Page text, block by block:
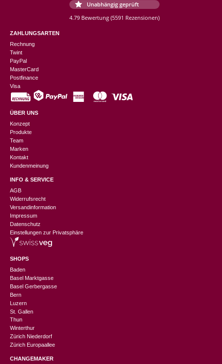
Unabhängig geprüft
4.79 Bewertung (5591 Rezensionen)
ZAHLUNGSARTEN
Rechnung
Twint
PayPal
MasterCard
Postfinance
Visa
ÜBER UNS
Konzept
Produkte
Team
Marken
Kontakt
Kundenmeinung
INFO & SERVICE
AGB
Widerrufsrecht
Versandinformation
Impressum
Datenschutz
Einstellungen zur Privatsphäre
SHOPS
Baden
Basel Marktgasse
Basel Gerbergasse
Bern
Luzern
St. Gallen
Thun
Winterthur
Zürich Niederdorf
Zürich Europaallee
CHANGEMAKER